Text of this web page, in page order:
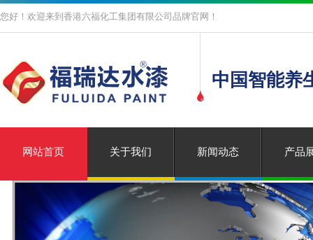
您好！欢迎来到香港六福化工集团有限公司品牌官网！
中国智能养
网站首页 关于我们 新闻动态 产品